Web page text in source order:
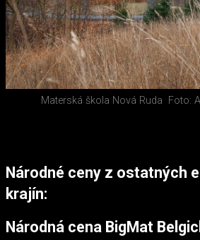
Materská škola Nová Ruda Foto:
Národné ceny z ostatných
krajín:
Národná cena BigMat